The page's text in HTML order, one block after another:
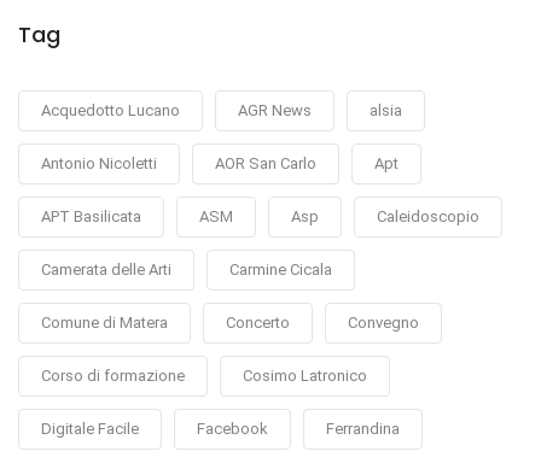
Tag
Acquedotto Lucano AGR News alsia
Antonio Nicoletti AOR San Carlo Apt
APT Basilicata ASM Asp Caleidoscopio
Camerata delle Arti Carmine Cicala
Comune di Matera Concerto Convegno
Corso di formazione Cosimo Latronico
Digitale Facile Facebook Ferrandina